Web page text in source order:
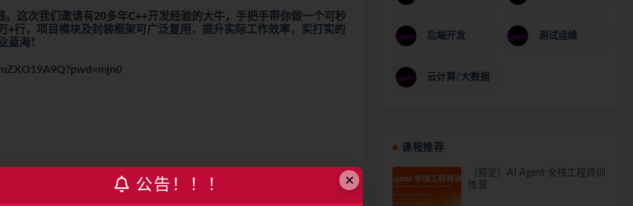
这次我们邀请有20多年C++开发经验的大牛，手把手带你做一个可秒
+行，项目模块及封装框架可广泛复用，提升实际工作效率，实打实的
蓝海！
后端开发 测试运维
云计算/大数据
课程推荐
（预定）AI Agent 全栈工程师训
练营
×
公告！！！